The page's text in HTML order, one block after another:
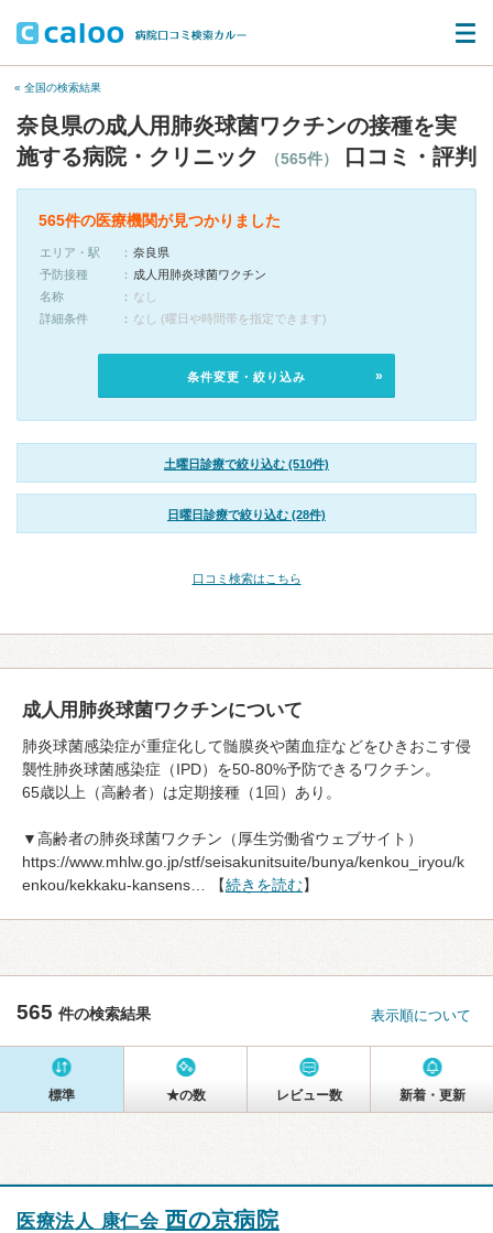
« 全国の検索結果
奈良県の成人用肺炎球菌ワクチンの接種を実
施する病院・クリニック
（565件） 口コミ・評判
565件の医療機関が見つかりました
エリア・駅
奈良県
予防接種
成人用肺炎球菌ワクチン
名称
なし
詳細条件
なし (曜日や時間帯を指定できます)
条件変更・絞り込み
土曜日診療で絞り込む (510件)
日曜日診療で絞り込む (28件)
口コミ検索はこちら
成人用肺炎球菌ワクチンについて
肺炎球菌感染症が重症化して髄膜炎や菌血症などをひきおこす侵
襲性肺炎球菌感染症（IPD）を50-80%予防できるワクチン。
65歳以上（高齢者）は定期接種（1回）あり。
▼高齢者の肺炎球菌ワクチン（厚生労働省ウェブサイト）
https://www.mhlw.go.jp/stf/seisakunitsuite/bunya/kenkou_iryou/k
enkou/kekkaku-kansens… 【続きを読む】
565 件の検索結果 表示順について
標準 ★の数 レビュー数 新着・更新
医療法人 康仁会 西の京病院